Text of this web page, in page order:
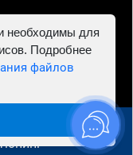
на-Дону -
необходимы для
Подробнее
файлов